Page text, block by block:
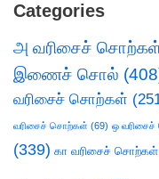
Categories
அ வரிசைச்
இணைச் சொல்
வரிசைச் சொற்கள்
வரிசைச் சொற்கள் (69) ஒ
(339) கா வரிசைச் சொற்கள்